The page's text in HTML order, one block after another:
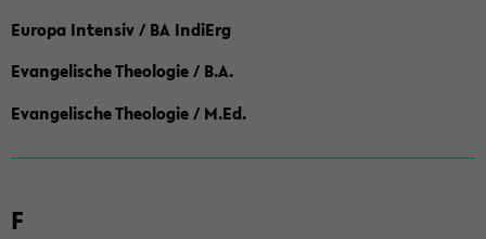
Europa Intensiv / BA IndiErg
Evangelische Theologie / B.A.
Evangelische Theologie / M.Ed.
F